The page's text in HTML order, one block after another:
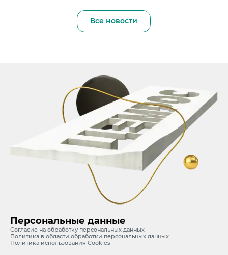
Все новости
Персональные данные
Согласие на обработку персональных данных
Политика в области обработки персональных данных
Политика использования Cookies